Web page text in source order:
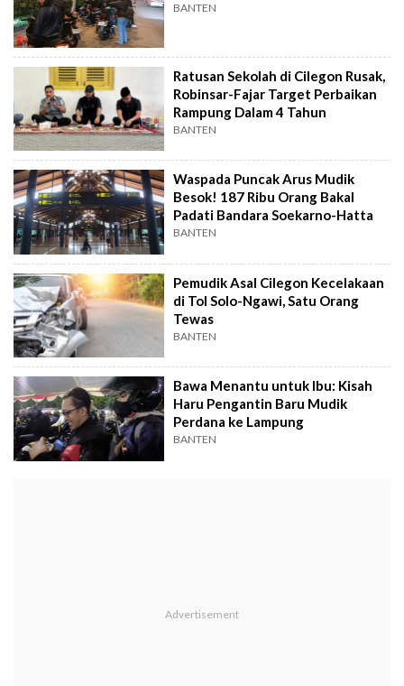
BANTEN
Ratusan Sekolah di Cilegon Rusak,
Robinsar-Fajar Target Perbaikan
Rampung Dalam 4 Tahun
BANTEN
Waspada Puncak Arus Mudik
Besok! 187 Ribu Orang Bakal
Padati Bandara Soekarno-Hatta
BANTEN
Pemudik Asal Cilegon Kecelakaan
di Tol Solo-Ngawi, Satu Orang
Tewas
BANTEN
Bawa Menantu untuk Ibu: Kisah
Haru Pengantin Baru Mudik
Perdana ke Lampung
BANTEN